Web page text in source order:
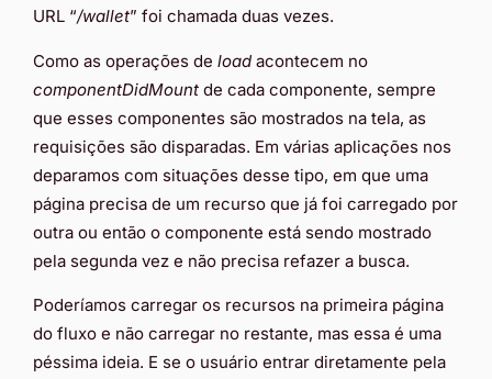
URL “/wallet” foi chamada duas vezes.
Como as operações de load acontecem no
componentDidMount de cada componente, sempre
que esses componentes são mostrados na tela, as
requisições são disparadas. Em várias aplicações nos
deparamos com situações desse tipo, em que uma
página precisa de um recurso que já foi carregado por
outra ou então o componente está sendo mostrado
pela segunda vez e não precisa refazer a busca.
Poderíamos carregar os recursos na primeira página
do fluxo e não carregar no restante, mas essa é uma
péssima ideia. E se o usuário entrar diretamente pela